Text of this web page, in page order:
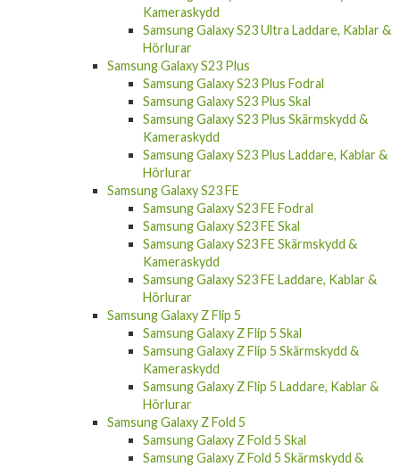
Kameraskydd
Samsung Galaxy S23 Ultra Laddare, Kablar &
Hörlurar
Samsung Galaxy S23 Plus
Samsung Galaxy S23 Plus Fodral
Samsung Galaxy S23 Plus Skal
Samsung Galaxy S23 Plus Skärmskydd &
Kameraskydd
Samsung Galaxy S23 Plus Laddare, Kablar &
Hörlurar
Samsung Galaxy S23 FE
Samsung Galaxy S23 FE Fodral
Samsung Galaxy S23 FE Skal
Samsung Galaxy S23 FE Skärmskydd &
Kameraskydd
Samsung Galaxy S23 FE Laddare, Kablar &
Hörlurar
Samsung Galaxy Z Flip 5
Samsung Galaxy Z Flip 5 Skal
Samsung Galaxy Z Flip 5 Skärmskydd &
Kameraskydd
Samsung Galaxy Z Flip 5 Laddare, Kablar &
Hörlurar
Samsung Galaxy Z Fold 5
Samsung Galaxy Z Fold 5 Skal
Samsung Galaxy Z Fold 5 Skärmskydd &